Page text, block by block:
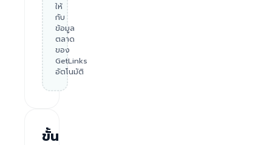
ให้
กับ
ข้อมูล
ตลาด
ของ
GetLinks
อัตโนมัติ
ขั้น